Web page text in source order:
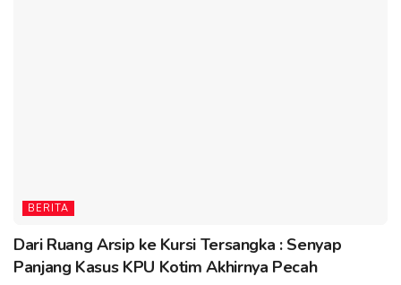
BERITA
Dari Ruang Arsip ke Kursi Tersangka : Senyap
Panjang Kasus KPU Kotim Akhirnya Pecah